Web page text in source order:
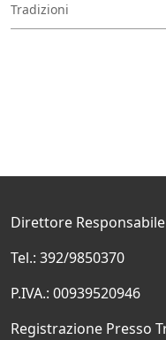
Tradizioni
Direttore
Tel.: 392/9850370
P.IVA.: 00939520946
Registrazione Presso